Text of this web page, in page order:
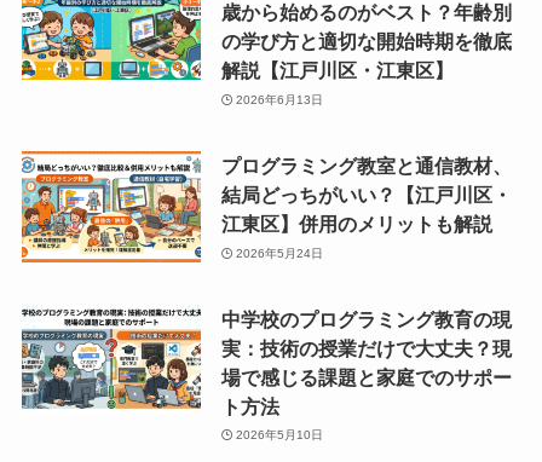
歳から始めるのがベスト？年齢別
の学び方と適切な開始時期を徹底
解説【江戸川区・江東区】
2026年6月13日
プログラミング教室と通信教材、
結局どっちがいい？【江戸川区・
江東区】併用のメリットも解説
2026年5月24日
中学校のプログラミング教育の現
実：技術の授業だけで大丈夫？現
場で感じる課題と家庭でのサポー
ト方法
2026年5月10日